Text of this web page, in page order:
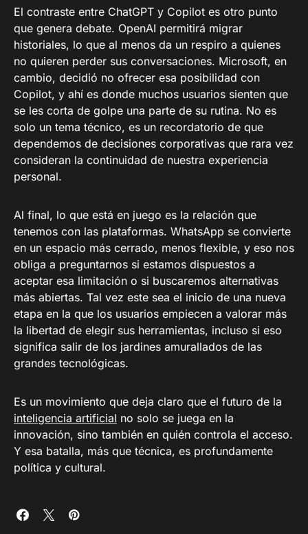
El contraste entre ChatGPT y Copilot es otro punto
que genera debate. OpenAI permitirá migrar
historiales, lo que al menos da un respiro a quienes
no quieren perder sus conversaciones. Microsoft, en
cambio, decidió no ofrecer esa posibilidad con
Copilot, y ahí es donde muchos usuarios sienten que
se les corta de golpe una parte de su rutina. No es
solo un tema técnico, es un recordatorio de que
dependemos de decisiones corporativas que rara vez
consideran la continuidad de nuestra experiencia
personal.
Al final, lo que está en juego es la relación que
tenemos con las plataformas. WhatsApp se convierte
en un espacio más cerrado, menos flexible, y eso nos
obliga a preguntarnos si estamos dispuestos a
aceptar esa limitación o si buscaremos alternativas
más abiertas. Tal vez este sea el inicio de una nueva
etapa en la que los usuarios empiecen a valorar más
la libertad de elegir sus herramientas, incluso si eso
significa salir de los jardines amurallados de las
grandes tecnológicas.
Es un movimiento que deja claro que el futuro de la
inteligencia artificial no solo se juega en la
innovación, sino también en quién controla el acceso.
Y esa batalla, más que técnica, es profundamente
política y cultural.